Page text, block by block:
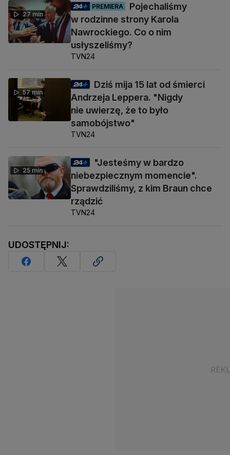
27 min
PREMIERA
Pojechaliśmy
w rodzinne strony Karola
Nawrockiego. Co o nim
usłyszeliśmy?
TVN24
57 min
Dziś mija 15 lat od śmierci
Andrzeja Leppera. "Nigdy
nie uwierzę, że to było
samobójstwo"
TVN24
25 min
"Jesteśmy w bardzo
niebezpiecznym momencie".
Sprawdziliśmy, z kim Braun chce
rządzić
TVN24
UDOSTĘPNIJ: